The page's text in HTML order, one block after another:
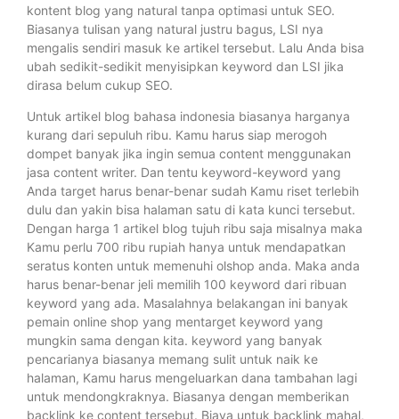
kontent blog yang natural tanpa optimasi untuk SEO.
Biasanya tulisan yang natural justru bagus, LSI nya
mengalis sendiri masuk ke artikel tersebut. Lalu Anda bisa
ubah sedikit-sedikit menyisipkan keyword dan LSI jika
dirasa belum cukup SEO.
Untuk artikel blog bahasa indonesia biasanya harganya
kurang dari sepuluh ribu. Kamu harus siap merogoh
dompet banyak jika ingin semua content menggunakan
jasa content writer. Dan tentu keyword-keyword yang
Anda target harus benar-benar sudah Kamu riset terlebih
dulu dan yakin bisa halaman satu di kata kunci tersebut.
Dengan harga 1 artikel blog tujuh ribu saja misalnya maka
Kamu perlu 700 ribu rupiah hanya untuk mendapatkan
seratus konten untuk memenuhi olshop anda. Maka anda
harus benar-benar jeli memilih 100 keyword dari ribuan
keyword yang ada. Masalahnya belakangan ini banyak
pemain online shop yang mentarget keyword yang
mungkin sama dengan kita. keyword yang banyak
pencarianya biasanya memang sulit untuk naik ke
halaman, Kamu harus mengeluarkan dana tambahan lagi
untuk mendongkraknya. Biasanya dengan memberikan
backlink ke content tersebut. Biaya untuk backlink mahal,